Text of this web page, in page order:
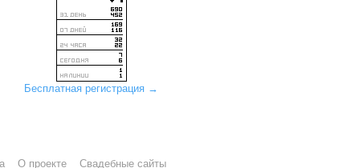
Бесплатная регистрация →
О проекте Свадебные сайты